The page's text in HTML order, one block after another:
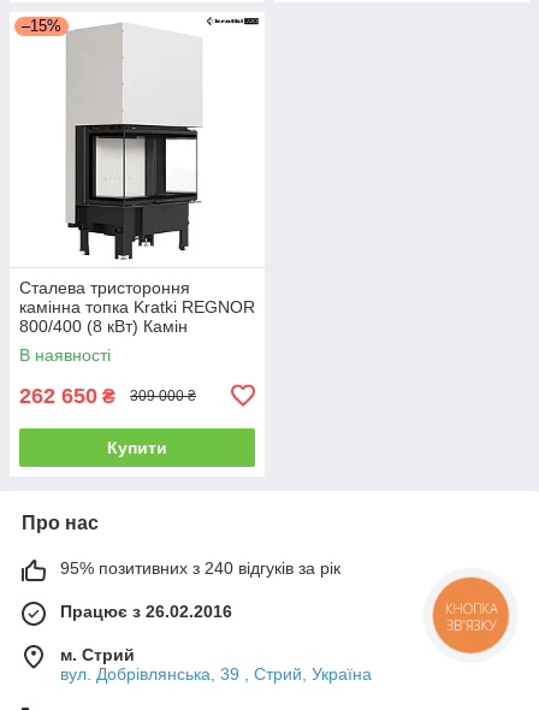
–15%
Сталева тристороння
камінна топка Kratki REGNOR
800/400 (8 кВт) Камін
гільйотину REGNOR
В наявності
262 650 ₴ 309 000 ₴
Купити
Про нас
95% позитивних з 240 відгуків за рік
Працює з 26.02.2016
м. Стрий
вул. Добрівлянська, 39 , Стрий, Україна
КНОПКА
ЗВ'ЯЗКУ